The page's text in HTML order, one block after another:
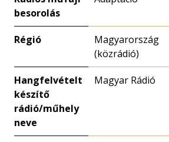
besorolás
Régió
Magyarország
(közrádió)
Hangfelvételt
készítő
rádió/műhely
neve
Magyar Rádió